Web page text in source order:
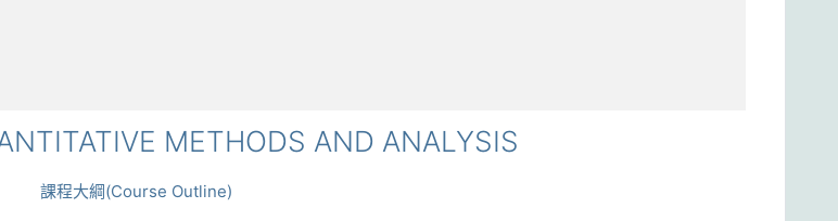
METHODS AND ANALYSIS
課程大綱(Course Outline)